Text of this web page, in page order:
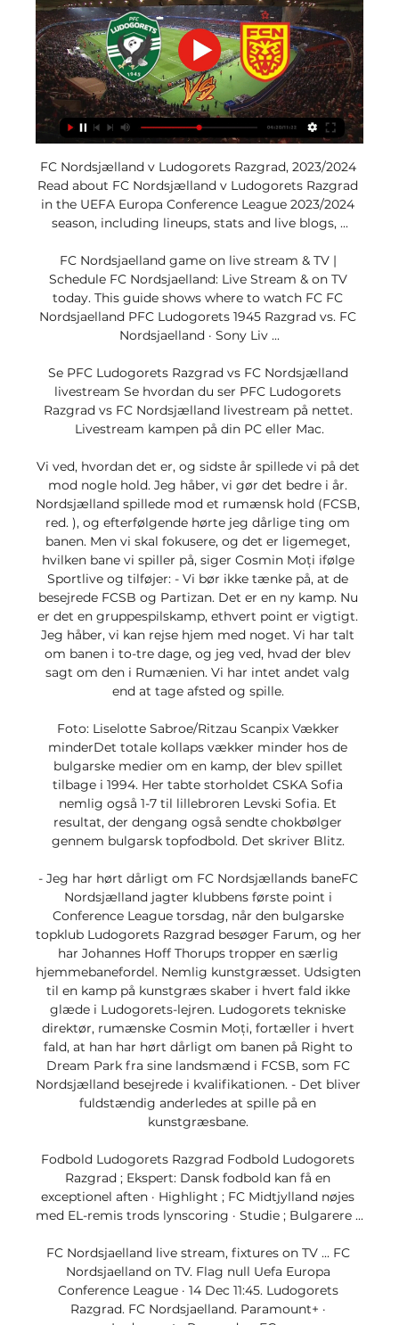
FC Nordsjælland v Ludogorets Razgrad, 2023/2024
Read about FC Nordsjælland v Ludogorets Razgrad
in the UEFA Europa Conference League 2023/2024
season, including lineups, stats and live blogs, ...
FC Nordsjaelland game on live stream & TV |
Schedule FC Nordsjaelland: Live Stream & on TV
today. This guide shows where to watch FC FC
Nordsjaelland PFC Ludogorets 1945 Razgrad vs. FC
Nordsjaelland · Sony Liv ...
Se PFC Ludogorets Razgrad vs FC Nordsjælland
livestream Se hvordan du ser PFC Ludogorets
Razgrad vs FC Nordsjælland livestream på nettet.
Livestream kampen på din PC eller Mac.
Vi ved, hvordan det er, og sidste år spillede vi på det
mod nogle hold. Jeg håber, vi gør det bedre i år.
Nordsjælland spillede mod et rumænsk hold (FCSB,
red. ), og efterfølgende hørte jeg dårlige ting om
banen. Men vi skal fokusere, og det er ligemeget,
hvilken bane vi spiller på, siger Cosmin Moți ifølge
Sportlive og tilføjer: - Vi bør ikke tænke på, at de
besejrede FCSB og Partizan. Det er en ny kamp. Nu
er det en gruppespilskamp, ethvert point er vigtigt.
Jeg håber, vi kan rejse hjem med noget. Vi har talt
om banen i to-tre dage, og jeg ved, hvad der blev
sagt om den i Rumænien. Vi har intet andet valg
end at tage afsted og spille.
Foto: Liselotte Sabroe/Ritzau Scanpix Vækker
minderDet totale kollaps vækker minder hos de
bulgarske medier om en kamp, der blev spillet
tilbage i 1994. Her tabte storholdet CSKA Sofia
nemlig også 1-7 til lillebroren Levski Sofia. Et
resultat, der dengang også sendte chokbølger
gennem bulgarsk topfodbold. Det skriver Blitz.
- Jeg har hørt dårligt om FC Nordsjællands baneFC
Nordsjælland jagter klubbens første point i
Conference League torsdag, når den bulgarske
topklub Ludogorets Razgrad besøger Farum, og her
har Johannes Hoff Thorups tropper en særlig
hjemmebanefordel. Nemlig kunstgræsset. Udsigten
til en kamp på kunstgræs skaber i hvert fald ikke
glæde i Ludogorets-lejren. Ludogorets tekniske
direktør, rumænske Cosmin Moți, fortæller i hvert
fald, at han har hørt dårligt om banen på Right to
Dream Park fra sine landsmænd i FCSB, som FC
Nordsjælland besejrede i kvalifikationen. - Det bliver
fuldstændig anderledes at spille på en
kunstgræsbane.
Fodbold Ludogorets Razgrad Fodbold Ludogorets
Razgrad ; Ekspert: Dansk fodbold kan få en
exceptionel aften · Highlight ; FC Midtjylland nøjes
med EL-remis trods lynscoring · Studie ; Bulgarere ...
FC Nordsjaelland live stream, fixtures on TV ... FC
Nordsjaelland on TV. Flag null Uefa Europa
Conference League · 14 Dec 11:45. Ludogorets
Razgrad. FC Nordsjaelland. Paramount+ ·